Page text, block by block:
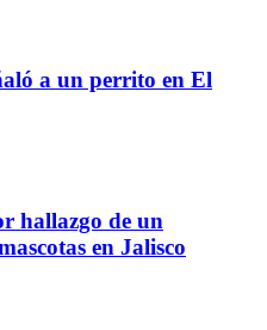
a un perrito en El
hallazgo de un
en Jalisco